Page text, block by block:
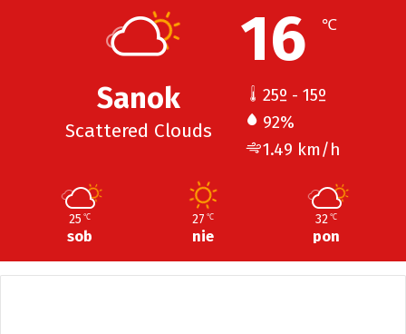
Sanok
Scattered Clouds
16 ℃
25º - 15º
92%
1.49 km/h
25 ℃
sob
27 ℃
nie
32 ℃
pon